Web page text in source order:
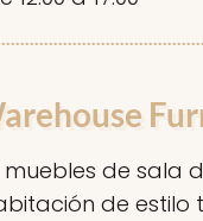
muebles de sala
de estilo